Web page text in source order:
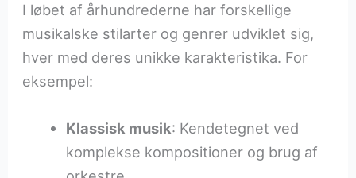
I løbet af århundrederne har forskellige
musikalske stilarter og genrer udviklet sig,
hver med deres unikke karakteristika. For
eksempel:
Klassisk musik: Kendetegnet ved
komplekse kompositioner og brug af